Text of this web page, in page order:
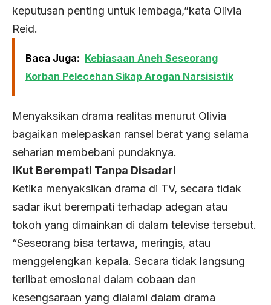
keputusan penting untuk lembaga,”kata Olivia
Reid.
Baca Juga: Kebiasaan Aneh Seseorang
Korban Pelecehan Sikap Arogan Narsisistik
Menyaksikan drama realitas menurut Olivia
bagaikan melepaskan ransel berat yang selama
seharian membebani pundaknya.
IKut Berempati Tanpa Disadari
Ketika menyaksikan drama di TV, secara tidak
sadar ikut berempati terhadap adegan atau
tokoh yang dimainkan di dalam televise tersebut.
“Seseorang bisa tertawa, meringis, atau
menggelengkan kepala. Secara tidak langsung
terlibat emosional dalam cobaan dan
kesengsaraan yang dialami dalam drama